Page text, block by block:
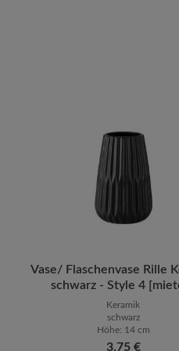
die Wert
Produkt Anzahl:
Vase/ Flaschenvase Rille
schwarz - Style 4
Keramik
schwarz
Höhe: 14 cm
Regulärer Preis:
3,75 €